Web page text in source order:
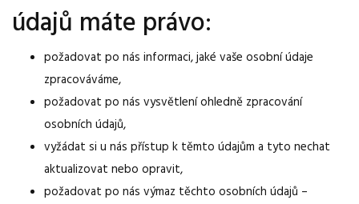
údajů máte právo:
požadovat po nás informaci, jaké vaše osobní údaje
zpracováváme,
požadovat po nás vysvětlení ohledně zpracování
osobních údajů,
vyžádat si u nás přístup k těmto údajům a tyto nechat
aktualizovat nebo opravit,
požadovat po nás výmaz těchto osobních údajů –